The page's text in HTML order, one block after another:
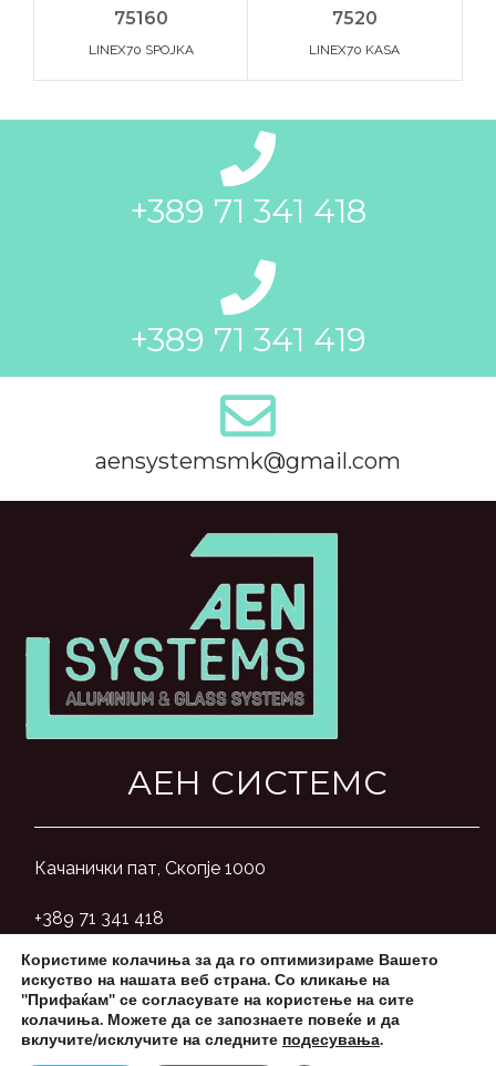
75160
LINEX70 SPOJKA
7520
LINEX70 KASA
+389 71 341 418
+389 71 341 419
aensystemsmk@gmail.com
АЕН СИСТЕМС
Качанички пат, Скопје 1000
+389 71 341 418
aensystemsmk@gmail.com
Користиме колачиња за да го оптимизираме Вашето
искуство на нашата веб страна. Со кликање на
"Прифаќам" се согласувате на користење на сите
колачиња. Можете да се запознаете повеќе и да
вклучите/исклучите на следните подесувања.